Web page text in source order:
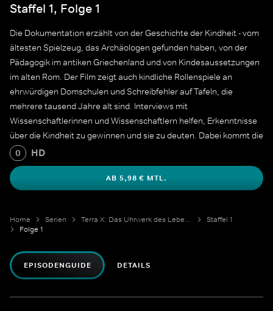
Staffel 1, Folge 1
Die Dokumentation erzählt von der Geschichte der Kindheit - vom
ältesten Spielzeug, das Archäologen gefunden haben, von der
Pädagogik im antiken Griechenland und von Kindesaussetzungen
im alten Rom. Der Film zeigt auch kindliche Rollenspiele an
ehrwürdigen Domschulen und Schreibfehler auf Tafeln, die
mehrere tausend Jahre alt sind. Interviews mit
Wissenschaftlerinnen und Wissenschaftlern helfen, Erkenntnisse
über die Kindheit zu gewinnen und sie zu deuten. Dabei kommt die
Dokumentation zu überraschenden Ergebnissen: Vieles in der
Geschichte der Kindheit war ganz anders als bislang
angenommen.
0 HD
AB 5,98 € MTL.
Home Serien Terra X: Das Uhrwerk des Lebens
Staffel 1
Folge 1
EPISODENGUIDE DETAILS